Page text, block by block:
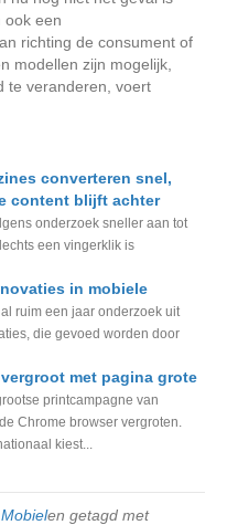
ook een
richting de consument of
modellen zijn mogelijk,
te veranderen, voert
converteren snel,
content blijft achter
onderzoek sneller aan tot
een vingerklik is
in mobiele
ruim een jaar onderzoek uit
die gevoed worden door
met pagina grote
printcampagne van
Chrome browser vergroten.
kiest...
Mobielen getagd met